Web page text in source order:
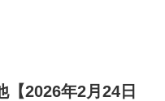
【2026年2月24日